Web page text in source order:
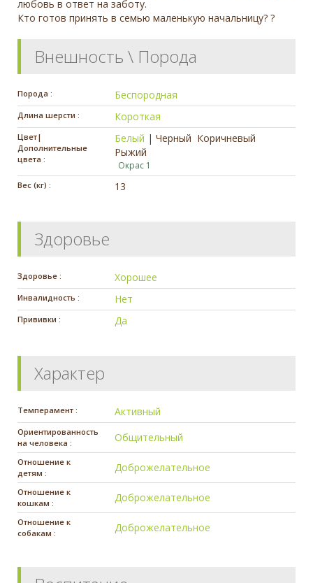
любовь в ответ на заботу.
Кто готов принять в семью маленькую начальницу? ?
Внешность \ Порода
Порода : Беспородная
Длина шерсти : Короткая
Цвет|
Дополнительные
цвета :
Белый |Черный Коричневый
Рыжий
Окрас 1
Вес (кг) : 13
Здоровье
Здоровье : Хорошее
Инвалидность : Нет
Прививки : Да
Характер
Темперамент : Активный
Ориентированность
на человека :
Общительный
Отношение к
детям :
Доброжелательное
Отношение к
кошкам :
Доброжелательное
Отношение к
собакам :
Доброжелательное